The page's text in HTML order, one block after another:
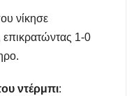
νίκησε
1-0
ντέρμπι: